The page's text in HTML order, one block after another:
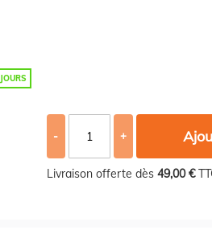
- +
Livraison offerte dès 49,00 €